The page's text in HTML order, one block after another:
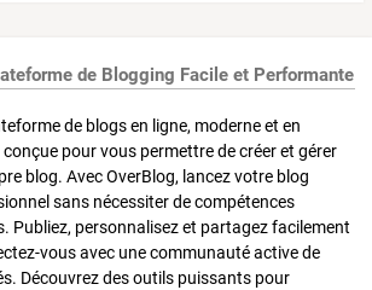
de Blogging Facile et Performante
de blogs en ligne, moderne et en
pour vous permettre de créer et gérer
blog. Avec OverBlog, lancez votre blog
sans nécessiter de compétences
Publiez, personnalisez et partagez facilement
vous avec une communauté active de
Découvrez des outils puissants pour